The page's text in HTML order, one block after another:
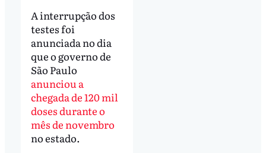
A interrupção dos
testes foi
anunciada no dia
que o governo de
São Paulo
anunciou a
chegada de 120 mil
doses durante o
mês de novembro
no estado.